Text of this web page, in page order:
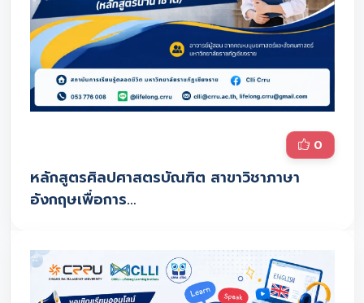
0
หลักสูตรศิลปศาสตรบัณฑิต สาขาวิชาภาษา
อังกฤษเพื่อการ…